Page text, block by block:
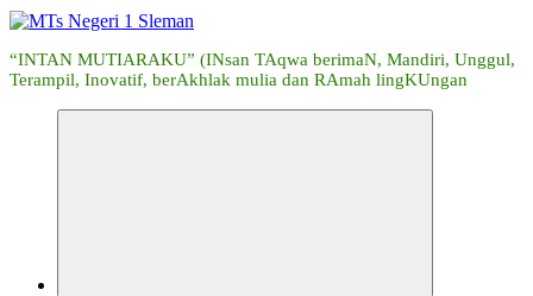
“INTAN MUTIARAKU” (INsan TAqwa berimaN, Mandiri, Unggul,
Terampil, Inovatif, berAkhlak mulia dan RAmah lingKUngan